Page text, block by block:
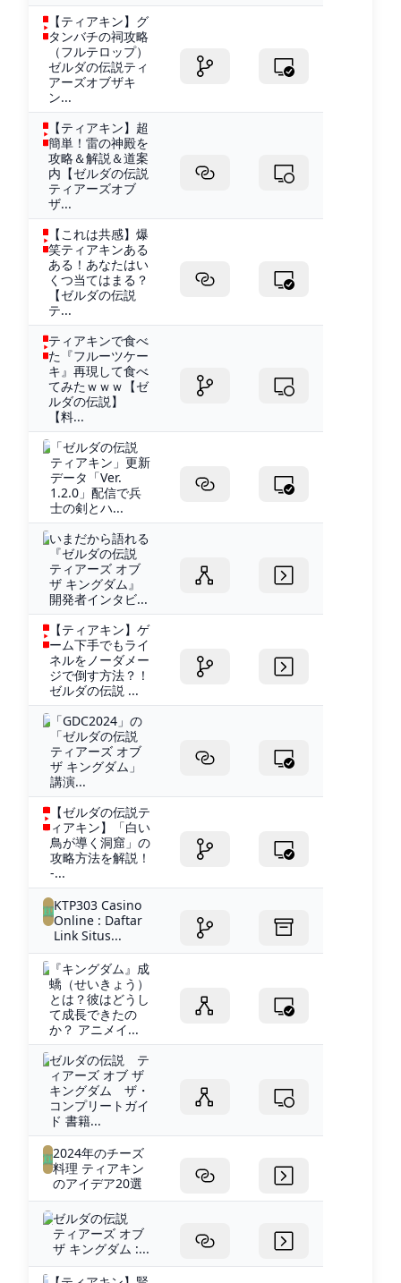
【ティアキン】グ
タンバチの祠攻略
（フルテロップ）
ゼルダの伝説ティ
アーズオブザキ
ン...
【ティアキン】超
簡単！雷の神殿を
攻略＆解説＆道案
内【ゼルダの伝説
ティアーズオブ
ザ...
【これは共感】爆
笑ティアキンある
ある！あなたはい
くつ当てはまる？
【ゼルダの伝説
テ...
ティアキンで食べ
た『フルーツケー
キ』再現して食べ
てみたｗｗｗ【ゼ
ルダの伝説】
【料...
「ゼルダの伝説
ティアキン」更新
データ「Ver.
1.2.0」配信で兵
士の剣とハ...
いまだから語れる
『ゼルダの伝説
ティアーズ オブ
ザ キングダム』
開発者インタビ...
【ティアキン】ゲ
ーム下手でもライ
ネルをノーダメー
ジで倒す方法？！
ゼルダの伝説 ...
「GDC2024」の
「ゼルダの伝説
ティアーズ オブ
ザ キングダム」
講演...
【ゼルダの伝説テ
ィアキン】「白い
鳥が導く洞窟」の
攻略方法を解説！
-...
KTP303 Casino
Online : Daftar
Link Situs...
『キングダム』成
蟜（せいきょう）
とは？彼はどうし
て成長できたの
か？ アニメイ...
ゼルダの伝説 テ
ィアーズ オブ ザ
キングダム ザ・
コンプリートガイ
ド 書籍...
2024年のチーズ
料理 ティアキン
のアイデア20選
ゼルダの伝説
ティアーズ オブ
ザ キングダム :...